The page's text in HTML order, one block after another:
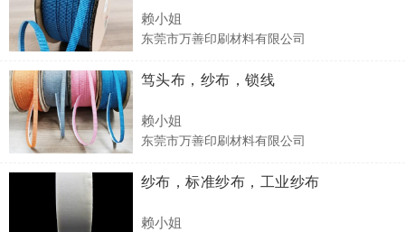
赖小姐
东莞市万善印刷材料有限公司
笃头布，纱布，锁线
赖小姐
东莞市万善印刷材料有限公司
纱布，标准纱布，工业纱布
赖小姐